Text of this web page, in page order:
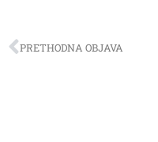
PRETHODNA OBJAVA